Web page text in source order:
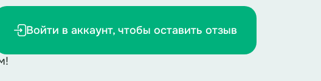
свет пешеходного светофора. Перед тем
водители заметят вас издалека.
Войти в аккаунт, чтобы оставить отзыв